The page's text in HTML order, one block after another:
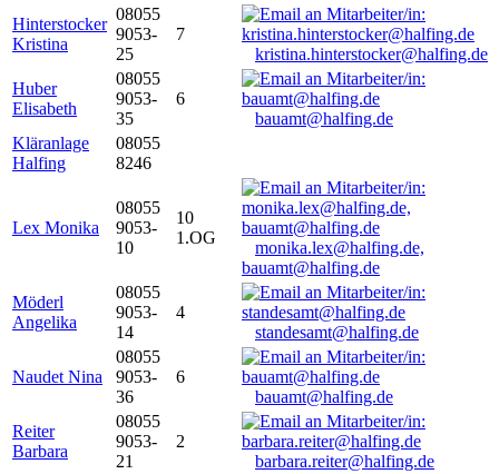
Hinterstocker
Kristina
08055
9053-
25
7
kristina.hinterstocker@halfing.de
Huber
Elisabeth
08055
9053-
35
6
bauamt@halfing.de
Kläranlage
Halfing
08055
8246
Lex Monika
08055
9053-
10
10
1.OG
monika.lex@halfing.de,
bauamt@halfing.de
Möderl
Angelika
08055
9053-
14
4
standesamt@halfing.de
Naudet Nina
08055
9053-
36
6
bauamt@halfing.de
Reiter
Barbara
08055
9053-
21
2
barbara.reiter@halfing.de